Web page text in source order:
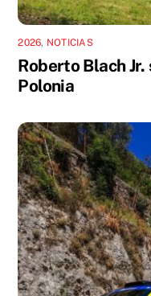
2026, NOTICIAS
Roberto Blach
Polonia